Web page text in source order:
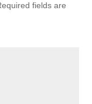
fields are